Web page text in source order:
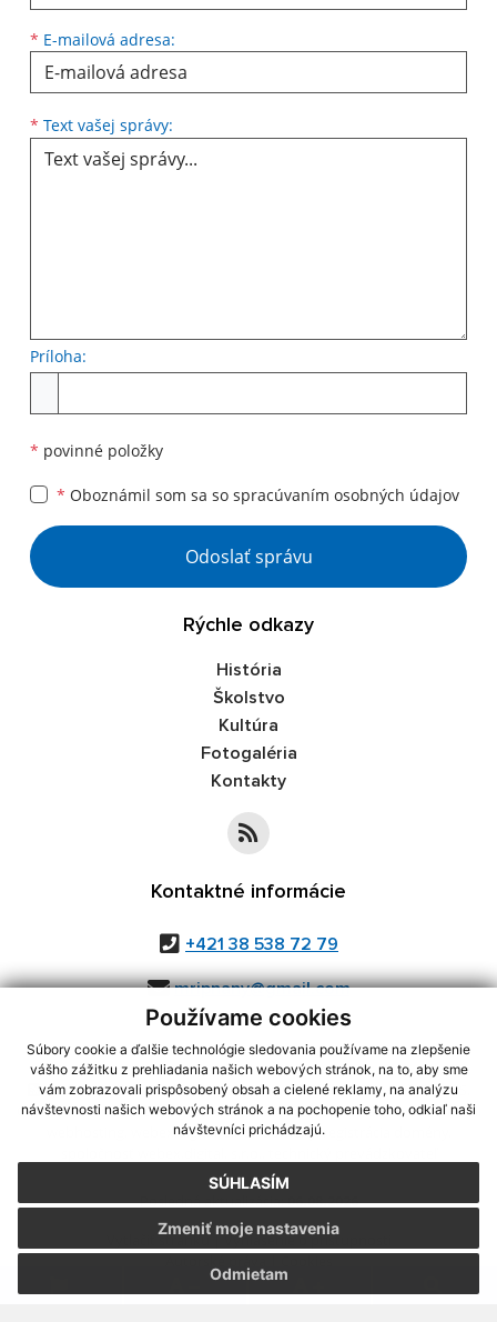
Používame cookies
Súbory cookie a ďalšie technológie sledovania používame na zlepšenie
vášho zážitku z prehliadania našich webových stránok, na to, aby sme
vám zobrazovali prispôsobený obsah a cielené reklamy, na analýzu
návštevnosti našich webových stránok a na pochopenie toho, odkiaľ naši
návštevníci prichádzajú.
SÚHLASÍM
Odmietam
Zmeniť moje nastavenia
* E-mailová adresa:
* Text vašej správy:
Príloha:
* povinné položky
* Oboznámil som sa so spracúvaním osobných údajov
Google reCaptcha Response
Odoslať správu
Rýchle odkazy
História
Školstvo
Kultúra
Fotogaléria
Kontakty
Kontaktné informácie
+421 38 538 72 79
mripnany@gmail.com
využite možnosť získavania aktuálnych informácií s využitím RSS
CMS systém (redakčný) systém ECHELON 2,Mapa stránok,web portál
webex.digital, s.r.o.,domény,registrácia domény
Posledná aktualizácia:06.08.2026
Vytlačiť stránku|Vyhlásenie o prístupnosti